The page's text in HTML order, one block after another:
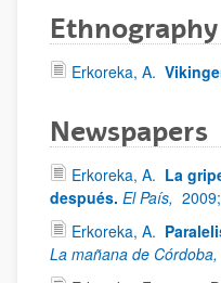
Erkoreka, A.
Newspapers
Erkoreka, A. La
después. El País, 2009;
Erkoreka, A.
La mañana de Córdoba,